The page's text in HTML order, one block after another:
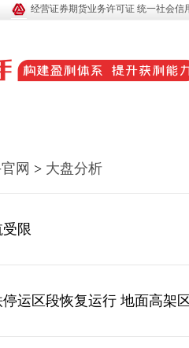
经营证券期货业务许可证 统一社会信
网 > 大盘分析
限
运区段恢复运行 地面高架